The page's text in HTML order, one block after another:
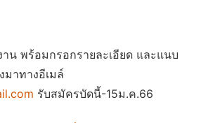
น พร้อมกรอกรายละเอียด และแนบ
มาทางอีเมล์
รับสมัครบัดนี้-15ม.ค.66